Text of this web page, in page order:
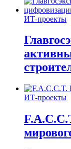
ИТ-проекты
ИТ-проекты